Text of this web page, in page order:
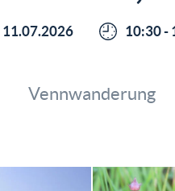
11.07.2026 10:30 -
Vennwanderung